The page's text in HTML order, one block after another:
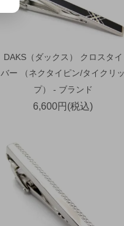
DAKS（ダックス） クロスタイ
バー （ネクタイピン/タイクリッ
プ） - ブランド
6,600円(税込)